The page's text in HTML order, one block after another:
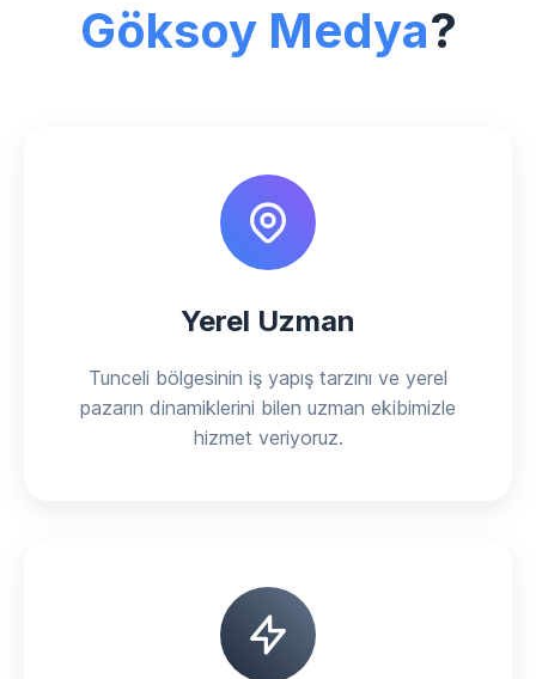
Göksoy Medya?
Yerel Uzman
Tunceli bölgesinin iş yapış tarzını ve yerel
pazarın dinamiklerini bilen uzman ekibimizle
hizmet veriyoruz.